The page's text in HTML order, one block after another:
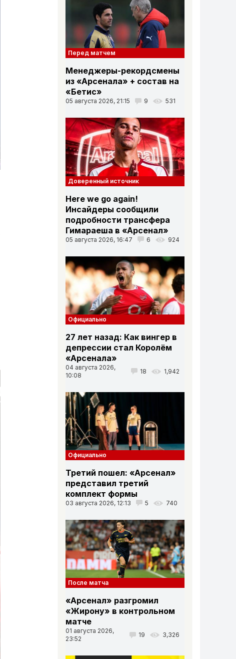
Перед матчем
Менеджеры-рекордсмены
из «Арсенала» + состав на
«Бетис»
05 августа 2026, 21:15 9 531
Доверенный источник
Here we go again!
Инсайдеры сообщили
подробности трансфера
Гимараеша в «Арсенал»
05 августа 2026, 16:47 6 924
Официально
27 лет назад: Как вингер в
депрессии стал Королём
«Арсенала»
04 августа 2026,
10:08
18 1,942
Официально
Третий пошел: «Арсенал»
представил третий
комплект формы
03 августа 2026, 12:13 5 740
После матча
«Арсенал» разгромил
«Жирону» в контрольном
матче
01 августа 2026,
23:52
19 3,326